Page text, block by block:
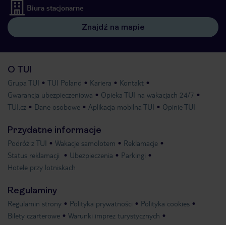
Biura stacjonarne
Znajdź na mapie
O TUI
Grupa TUI TUI Poland Kariera
Kontakt
Gwarancja ubezpieczeniowa
Opieka TUI na wakacjach 24/7
TUI.cz
Dane osobowe Aplikacja mobilna TUI Opinie TUI
Przydatne informacje
Podróż z TUI Wakacje samolotem
Reklamacje
Status reklamacji
Ubezpieczenia
Parkingi
Hotele przy lotniskach
Regulaminy
Regulamin strony Polityka prywatności
Polityka cookies
Bilety czarterowe
Warunki imprez turystycznych